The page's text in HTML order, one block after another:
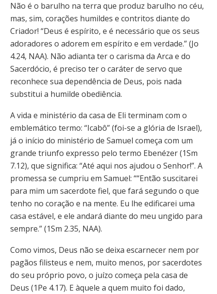
Não é o barulho na terra que produz barulho no céu,
mas, sim, corações humildes e contritos diante do
Criador! “Deus é espírito, e é necessário que os seus
adoradores o adorem em espírito e em verdade.” (Jo
4.24, NAA). Não adianta ter o carisma da Arca e do
Sacerdócio, é preciso ter o caráter de servo que
reconhece sua dependência de Deus, pois nada
substitui a humilde obediência.
A vida e ministério da casa de Eli terminam com o
emblemático termo: “Icabô” (foi-se a glória de Israel),
já o início do ministério de Samuel começa com um
grande triunfo expresso pelo termo Ebenézer (1Sm
7.12), que significa: “Até aqui nos ajudou o Senhor!”. A
promessa se cumpriu em Samuel: ““Então suscitarei
para mim um sacerdote fiel, que fará segundo o que
tenho no coração e na mente. Eu lhe edificarei uma
casa estável, e ele andará diante do meu ungido para
sempre.” (1Sm 2.35, NAA).
Como vimos, Deus não se deixa escarnecer nem por
pagãos filisteus e nem, muito menos, por sacerdotes
do seu próprio povo, o juízo começa pela casa de
Deus (1Pe 4.17). E àquele a quem muito foi dado,